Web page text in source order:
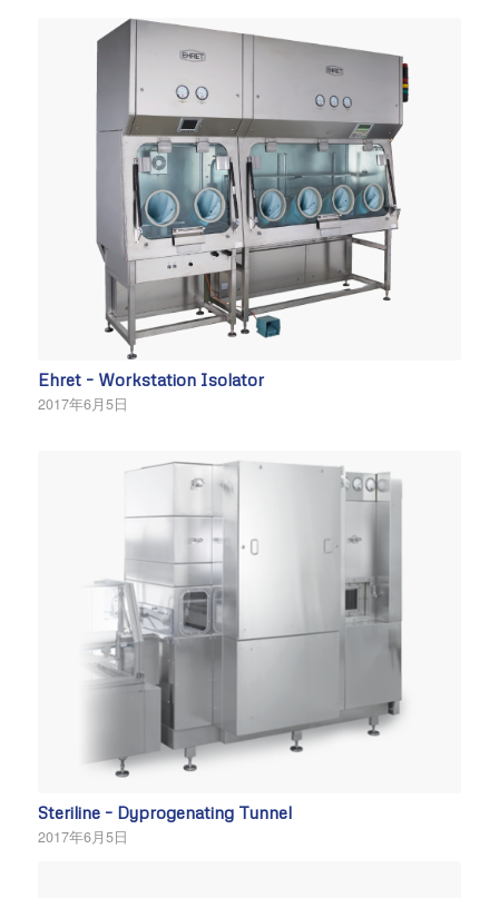
Ehret – Workstation Isolator
2017年6月5日
Steriline – Dyprogenating Tunnel
2017年6月5日